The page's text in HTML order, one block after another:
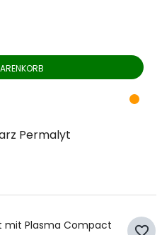
Permalyt
favorite_border